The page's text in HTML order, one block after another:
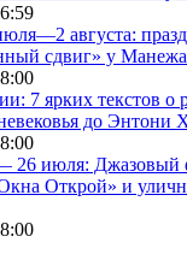
августа:
сдвиг» у
7 ярких текстов о
до Энтони
26 июля: Джазовый
Открой» и